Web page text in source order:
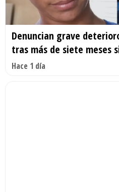
Denuncian grave
tras más de siete meses
Hace 1 día